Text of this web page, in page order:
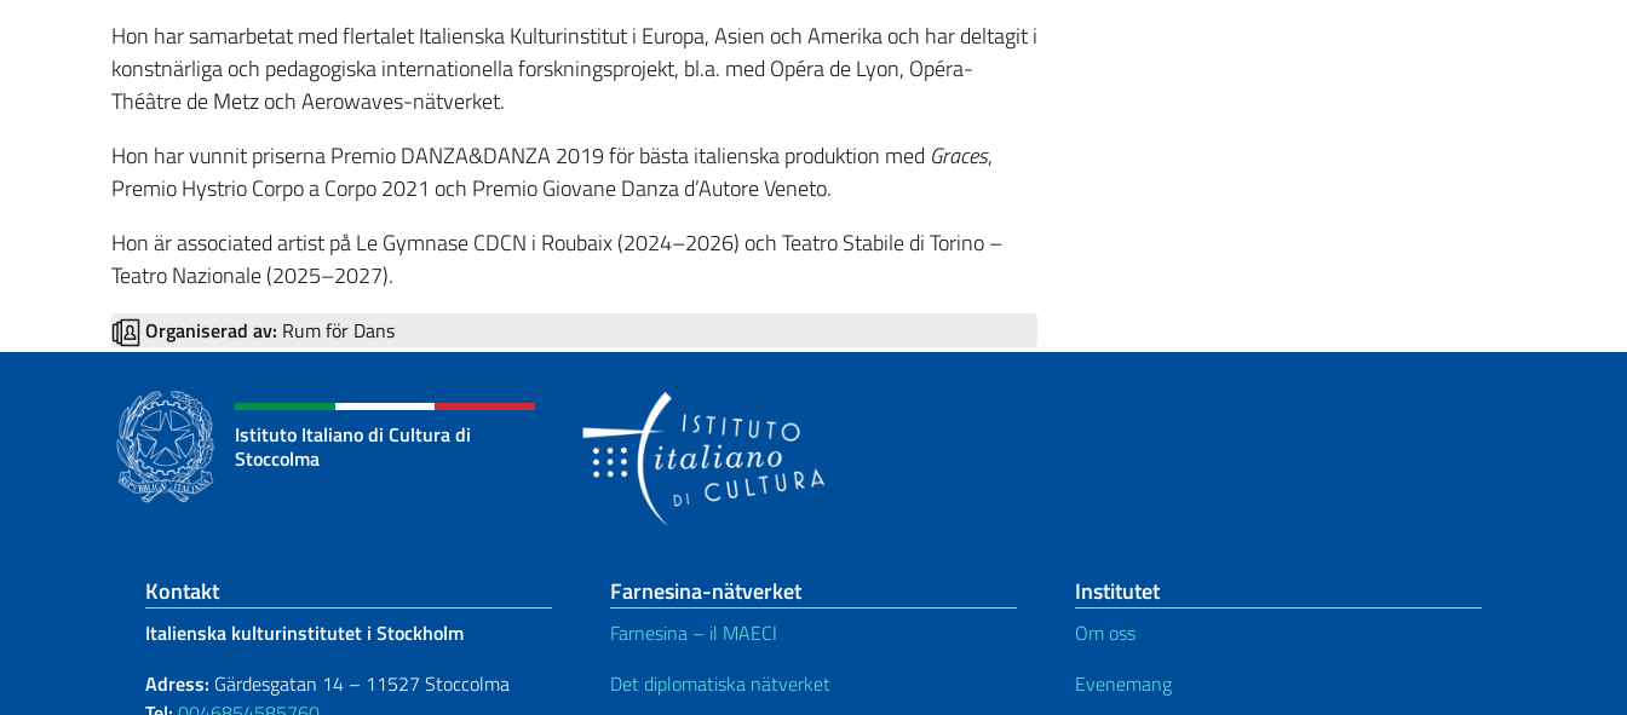
Hon har samarbetat med flertalet Italienska Kulturinstitut i Europa, Asien och Amerika och har deltagit i
konstnärliga och pedagogiska internationella forskningsprojekt, bl.a. med Opéra de Lyon, Opéra-
Théâtre de Metz och Aerowaves-nätverket.
Hon har vunnit priserna Premio DANZA&DANZA 2019 för bästa italienska produktion med Graces,
Premio Hystrio Corpo a Corpo 2021 och Premio Giovane Danza d’Autore Veneto.
Hon är associated artist på Le Gymnase CDCN i Roubaix (2024–2026) och Teatro Stabile di Torino –
Teatro Nazionale (2025–2027).
Organiserad av: Rum för Dans
Istituto Italiano di Cultura di
Stoccolma
Footer section
Kontakt
Italienska kulturinstitutet i Stockholm
Adress: Gärdesgatan 14 – 11527 Stoccolma
Farnesina-nätverket
Farnesina – il MAECI
Det diplomatiska nätverket
Institutet
Om oss
Evenemang